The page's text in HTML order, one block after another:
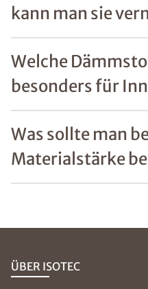
kann man sie
Welche
besonders für
Was sollte man
Materialstärke
ÜBER ISOTEC